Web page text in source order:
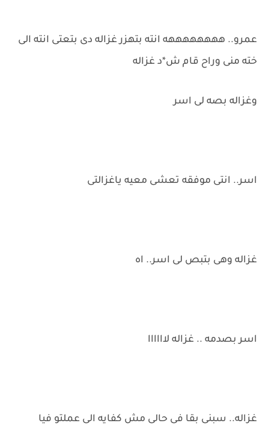
عمرو.. ههههههههه انته بتهزر غزاله دى بتعتى انته الى
خته منى وراح قام ش*د غزاله
وغزاله بصه لى اسر
اسر.. انتى موفقه تعشى معيه ياغزالتى
غزاله وهى بتبص لى اسر.. اه
اسر بصدمه .. غزاله لاااااا
غزاله.. سبنى بقا فى حالى مش كفايه الى عملتو فيا